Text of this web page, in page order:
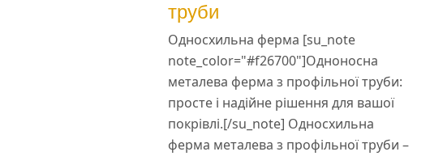
труби
Односхильна ферма [su_note
note_color="#f26700"]Одноносна
металева ферма з профільної труби:
просте і надійне рішення для вашої
покрівлі.[/su_note] Односхильна
ферма металева з профільної труби –